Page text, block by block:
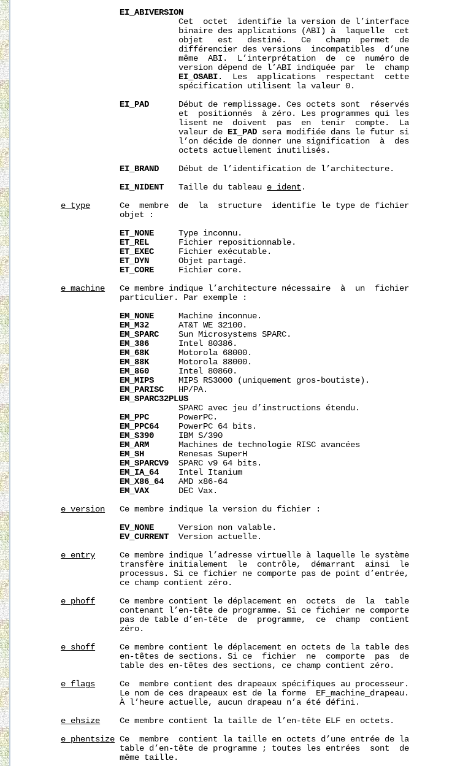
EI_ABIVERSION
                               Cet  octet  identifie la version de l’interface
                               binaire des applications (ABI) à  laquelle  cet
                               objet   est   destiné.   Ce   champ  permet  de
                               différencier des versions  incompatibles  d’une
                               même  ABI.  L’interprétation  de  ce  numéro de
                               version dépend de l’ABI indiquée par  le  champ
EI_OSABI .  Les  applications  respectant  cette
                               spécification utilisent la valeur 0.
EI_PAD
      Début de remplissage. Ces octets sont  réservés
                               et  positionnés  à zéro. Les programmes qui les
                               lisent ne  doivent  pas  en  tenir  compte.  La
                               valeur de
EI_PAD sera modifiée dans le futur si
                               l’on décide de donner une signification  à  des
                               octets actuellement inutilisés.
EI_BRAND
    Début de l’identification de l’architecture.
EI_NIDENT
   Taille du tableau
e_ident .
e_type
      Ce  membre  de  la  structure  identifie le type de fichier
                   objet :
ET_NONE
     Type inconnu.
ET_REL
      Fichier repositionnable.
ET_EXEC
     Fichier exécutable.
ET_DYN
      Objet partagé.
ET_CORE
     Fichier core.
e_machine
   Ce membre indique l’architecture nécessaire  à  un  fichier
                   particulier. Par exemple :
EM_NONE
     Machine inconnue.
EM_M32
      AT&T WE 32100.
EM_SPARC
    Sun Microsystems SPARC.
EM_386
      Intel 80386.
EM_68K
      Motorola 68000.
EM_88K
      Motorola 88000.
EM_860
      Intel 80860.
EM_MIPS
     MIPS RS3000 (uniquement gros-boutiste).
EM_PARISC
   HP/PA.
EM_SPARC32PLUS
                               SPARC avec jeu d’instructions étendu.
EM_PPC
      PowerPC.
EM_PPC64
    PowerPC 64 bits.
EM_S390
     IBM S/390
EM_ARM
      Machines de technologie RISC avancées
EM_SH
       Renesas SuperH
EM_SPARCV9
  SPARC v9 64 bits.
EM_IA_64
    Intel Itanium
EM_X86_64
   AMD x86-64
EM_VAX
      DEC Vax.
e_version
   Ce membre indique la version du fichier :
EV_NONE
     Version non valable.
EV_CURRENT
  Version actuelle.
e_entry
     Ce membre indique l’adresse virtuelle à laquelle le système
                   transfère initialement  le  contrôle,  démarrant  ainsi  le
                   processus. Si ce fichier ne comporte pas de point d’entrée,
                   ce champ contient zéro.
e_phoff
     Ce membre contient le déplacement en  octets  de  la  table
                   contenant l’en-tête de programme. Si ce fichier ne comporte
                   pas de table d’en-tête  de  programme,  ce  champ  contient
                   zéro.
e_shoff
     Ce membre contient le déplacement en octets de la table des
                   en-têtes de sections. Si ce  fichier  ne  comporte  pas  de
                   table des en-têtes des sections, ce champ contient zéro.
e_flags
     Ce  membre contient des drapeaux spécifiques au processeur.
                   Le nom de ces drapeaux est de la forme  EF_machine_drapeau.
                   À l’heure actuelle, aucun drapeau n’a été défini.
e_ehsize
    Ce membre contient la taille de l’en-tête ELF en octets.
e_phentsize Ce  membre  contient la taille en octets d’une entrée de la
                   table d’en-tête de programme ; toutes les entrées  sont  de
                   même taille.